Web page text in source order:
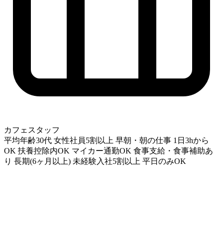
カフェスタッフ
平均年齢30代 女性社員5割以上 早朝・朝の仕事 1日3hから
OK 扶養控除内OK マイカー通勤OK 食事支給・食事補助あ
り 長期(6ヶ月以上) 未経験入社5割以上 平日のみOK